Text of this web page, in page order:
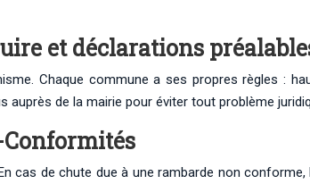
et déclarations
Chaque commune a ses propres règles :
de la mairie pour éviter tout problème
Conformités
cas de chute due à une rambarde non